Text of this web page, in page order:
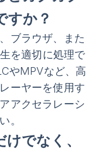
すか？
ブラウザ、また
を適切に処理で
やMPVなど、高
ーヤーを使用す
アクセラレーシ
。
でなく、